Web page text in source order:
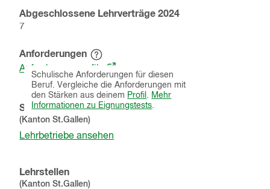
Abgeschlossene Lehrverträge2024
7
Anforderungen
Hinweistext
einblenden
Schulische Anforderungen für diesen
Beruf. Vergleiche die Anforderungen mit
den Stärken aus deinem Profil
Mehr
Informationen zu Eignungstests
Anforderungsprofile
(öffnet
in
einem
neuen
Schnupperlehren
(KantonSt.Gallen)
Lehrbetriebe ansehen
Lehrstellen
(KantonSt.Gallen)